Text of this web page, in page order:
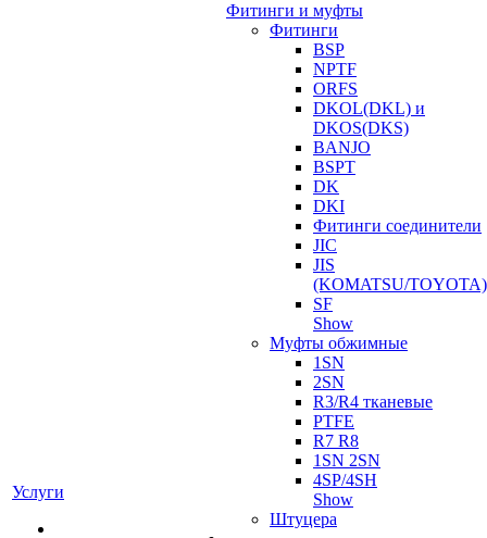
Услуги
Фитинги и муфты
Фитинги
BSP
NPTF
ORFS
DKOL(DKL) и
DKOS(DKS)
BANJO
BSPT
DK
DKI
Фитинги соединители
JIC
JIS
(KOMATSU/TOYOTA)
SF
Show
Муфты обжимные
1SN
2SN
R3/R4 тканевые
PTFE
R7 R8
1SN 2SN
4SP/4SH
Show
Штуцера